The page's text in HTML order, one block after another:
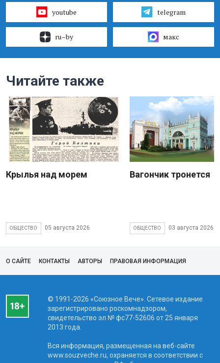
youtube telegram
ru–by макс
Читайте также
Крылья над морем
ОБЩЕСТВО 05 августа 2026
Вагончик тронется
ОБЩЕСТВО 03 августа 2026
О САЙТЕ КОНТАКТЫ АВТОРЫ ПРАВОВАЯ ИНФОРМАЦИЯ
© 1991-2026 «Союзное Вече». Сетевое издание
зарегистрировано роскомнадзором,
свидетельство эл № фc77-52606 от 25 января
2013 года.
Вся информация, размещенная на веб-сайте
www.souzveche.ru, охраняется в соответствии с